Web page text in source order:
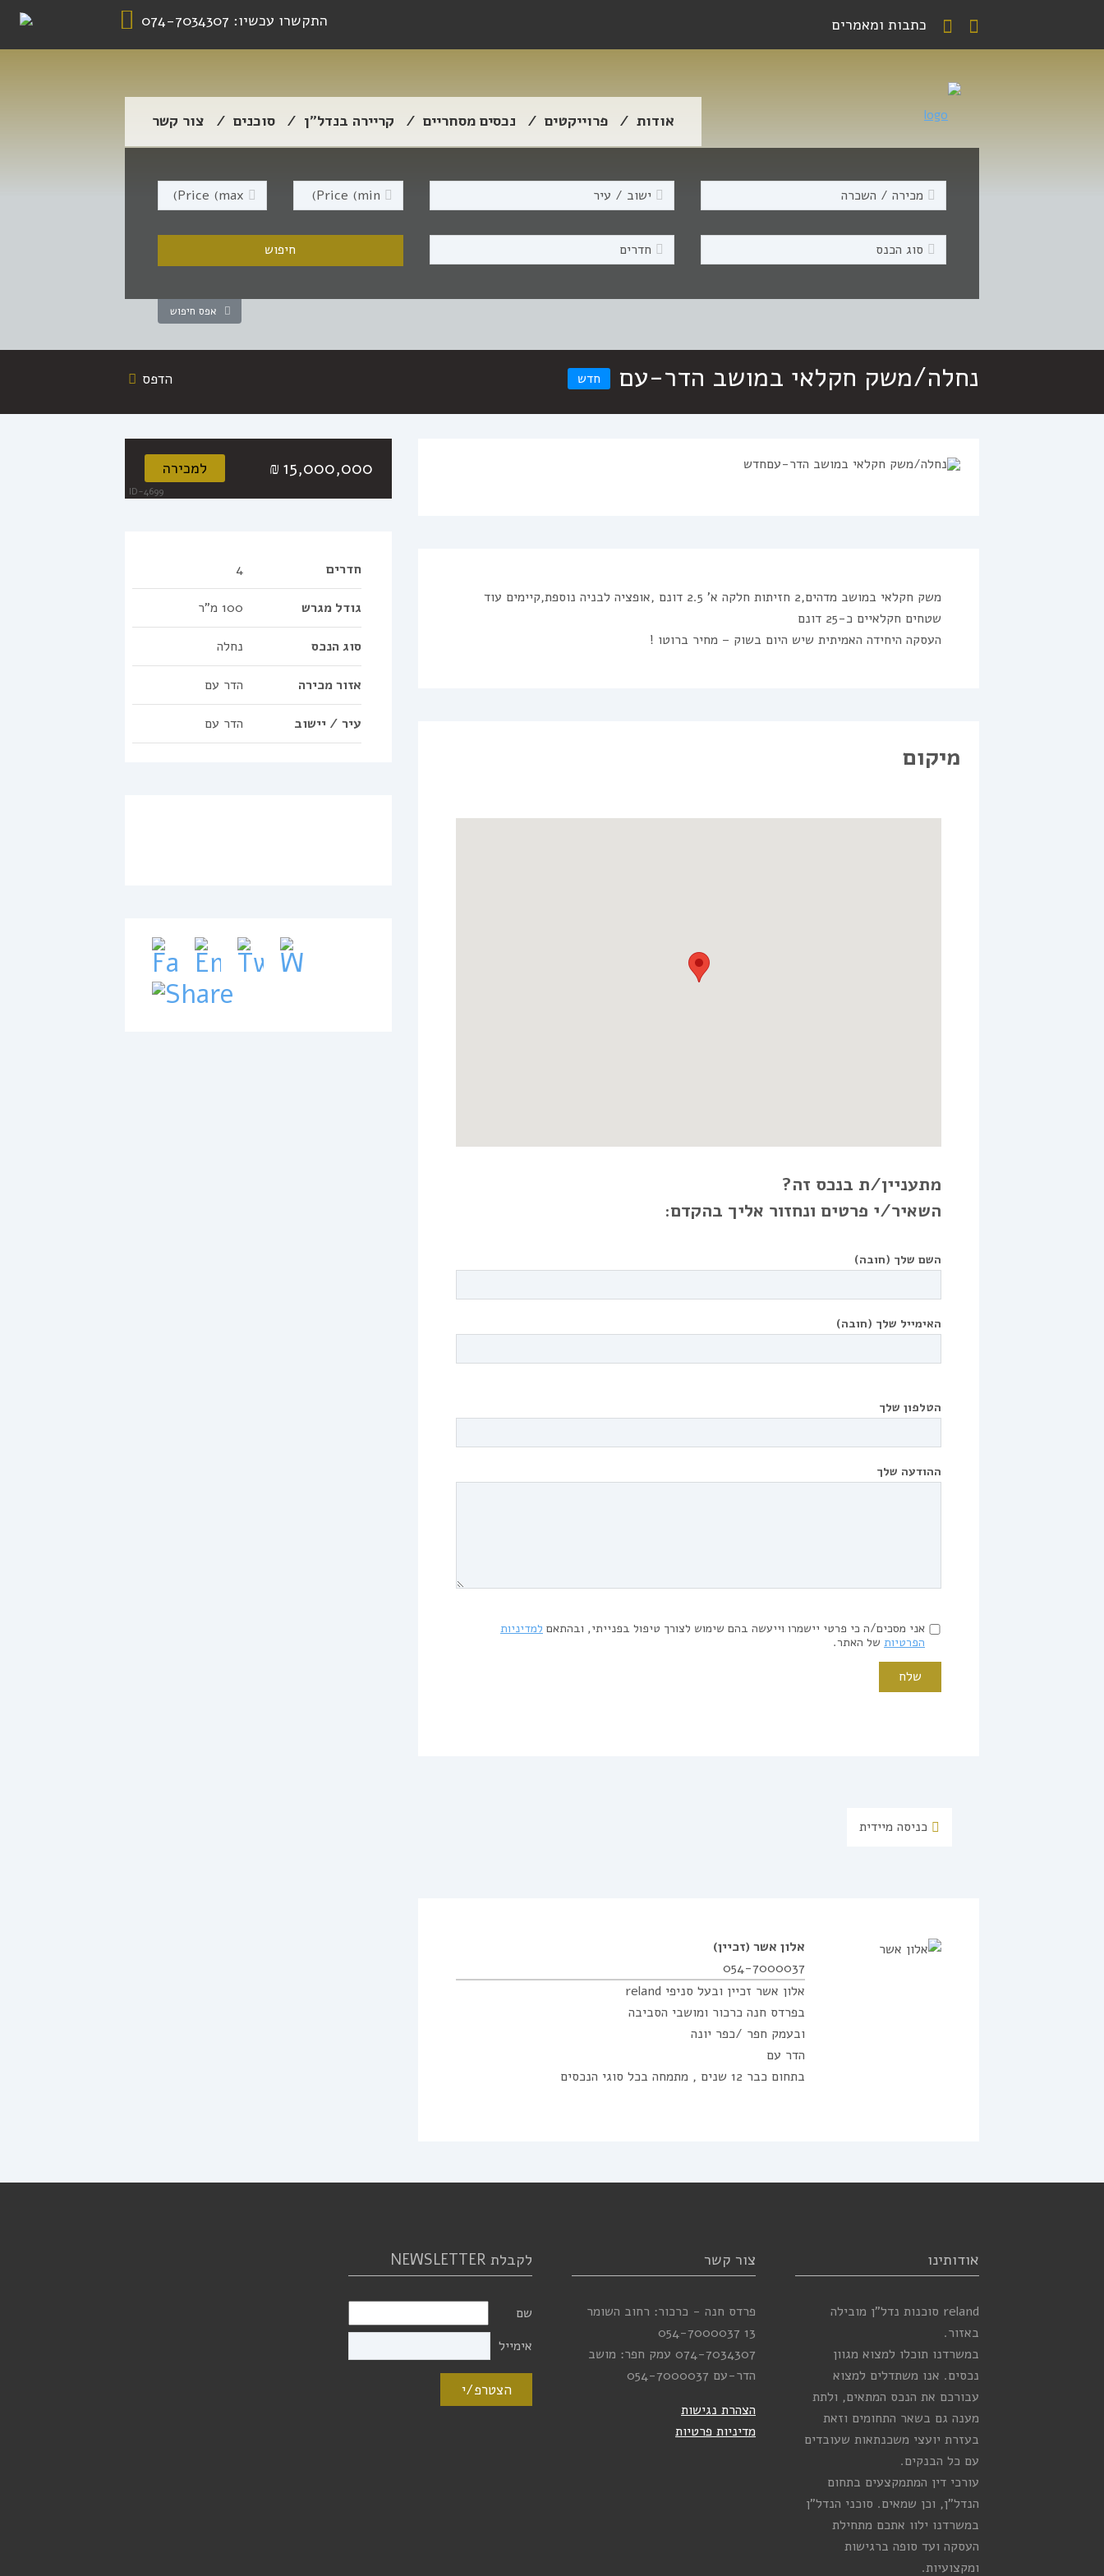
התקשרו עכשיו: 074-7034307 כתבות ומאמרים
אודות פרוייקטים נכסים מסחריים קריירה בנדל”ן סוכנים צור קשר
אפס חיפוש
נחלה/משק חקלאי במושב הדר-עם חדש הדפס
משק חקלאי במושב מדהים,2 חזיתות חלקה א’ 2.5 דונם ,אופציה לבניה נוספת,קיימים עוד
שטחים חקלאיים כ-25 דונם
העסקה היחידה האמיתית שיש היום בשוק – מחיר ברוטו !
מיקום
מתעניין/ת בנכס זה?
השאיר/י פרטים ונחזור אליך בהקדם:
השם שלך (חובה)
האימייל שלך (חובה)
הטלפון שלך
ההודעה שלך
אני מסכים/ה כי פרטי יישמרו וייעשה בהם שימוש לצורך טיפול בפנייתי, ובהתאם למדיניות
הפרטיות של האתר.
כניסה מיידית
אלון אשר (זכיין)
054-7000037
אלון אשר זכיין ובעל סניפי reland
בפרדס חנה כרכור ומושבי הסביבה
ובעמק חפר /כפר יונה
הדר עם
בתחום כבר 12 שנים , מתמחה בכל סוגי הנכסים
₪ 15,000,000
ID-4699
למכירה
חדרים 4
גודל מגרש 100 מ"ר
סוג הנכס נחלה
אזור מכירה הדר עם
עיר / יישוב הדר עם
אודותינו
reland סוכנות נדל”ן מובילה
באזור.
במשרדנו תוכלו למצוא מגוון
נכסים. אנו משתדלים למצוא
עבורכם את הנכס המתאים, ולתת
מענה גם בשאר התחומים וזאת
בעזרת יועצי משכנתאות שעובדים
עם כל הבנקים.
עורכי דין המתמקצעים בתחום
הנדל”ן, וכן שמאים. סוכני הנדל”ן
במשרדנו ילוו אתכם מתחילת
העסקה ועד סופה ברגישות
ומקצועיות.
צור קשר
פרדס חנה - כרכור: רחוב השומר
13
054-7000037
074-7034307 עמק חפר: מושב
הדר-עם 054-7000037
הצהרת נגישות
מדיניות פרטיות
לקבלת NEWSLETTER
שם
אימייל
הצטרפ/י